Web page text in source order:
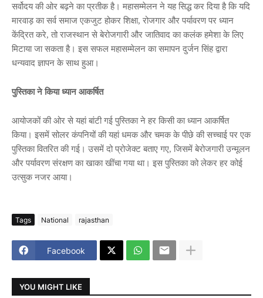
सर्वोदय की ओर बढ़ने का प्रतीक है। महासम्मेलन ने यह सिद्ध कर दिया है कि यदि
मारवाड़ का सर्व समाज एकजुट होकर शिक्षा, रोजगार और पर्यावरण पर ध्यान
केंद्रित करे, तो राजस्थान से बेरोजगारी और जातिवाद का कलंक हमेशा के लिए
मिटाया जा सकता है। इस सफल महासम्मेलन का समापन दुर्जन सिंह द्वारा
धन्यवाद ज्ञापन के साथ हुआ।
पुस्तिका ने किया ध्यान आकर्षित
आयोजकों की ओर से यहां बांटी गई पुस्तिका ने हर किसी का ध्यान आकर्षित
किया। इसमें सोलर कंपनियों की यहां धमक और चमक के पीछे की सच्चाई पर एक
पुस्तिका वितरित की गई। उसमें दो प्रोजेक्ट बताए गए, जिसमें बेरोजगारी उन्मूलन
और पर्यावरण संरक्षण का खाका खींचा गया था। इस पुस्तिका को लेकर हर कोई
उत्सुक नजर आया।
Tags National rajasthan
Facebook
YOU MIGHT LIKE